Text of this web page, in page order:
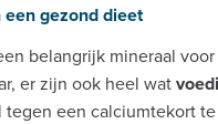
gezond dieet
belangrijk mineraal
er zijn ook heel wat
tegen een calciumtekort